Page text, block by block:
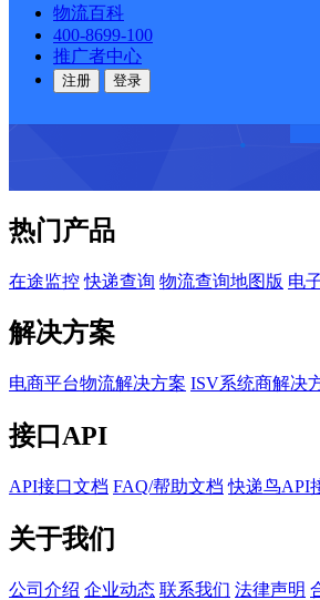
物流百科
400-8699-100
推广者中心
注册 登录
热门产品
在途监控 快递查询 物流查询地图版 电
解决方案
电商平台物流解决方案 ISV系统商解决
接口API
API接口文档 FAQ/帮助文档 快递鸟API
关于我们
公司介绍 企业动态 联系我们 法律声明